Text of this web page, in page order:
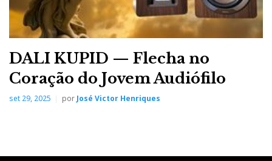
DALI KUPID — Flecha no
Coração do Jovem Audiófilo
set 29, 2025 porJosé Victor Henriques